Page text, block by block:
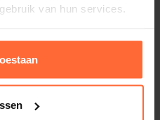
van hun services.